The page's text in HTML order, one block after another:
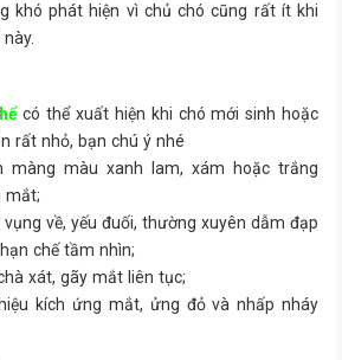
khó phát hiện vì chủ chó cũng rất ít khi
có thể xuất hiện khi chó mới sinh hoặc
rất nhỏ, bạn chú ý nhé
màng màu xanh lam, xám hoặc trắng
mắt;
về, yếu đuối, thường xuyên dẫm đạp
chế tầm nhìn;
xát, gãy mắt liên tục;
kích ứng mắt, ửng đỏ và nhấp nháy